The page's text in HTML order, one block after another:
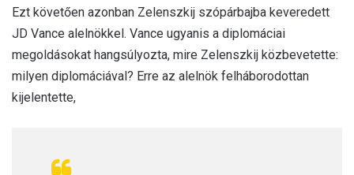
Ezt követően azonban Zelenszkij szópárbajba keveredett
JD Vance alelnökkel. Vance ugyanis a diplomáciai
megoldásokat hangsúlyozta, mire Zelenszkij közbevetette:
milyen diplomáciával? Erre az alelnök felháborodottan
kijelentette,